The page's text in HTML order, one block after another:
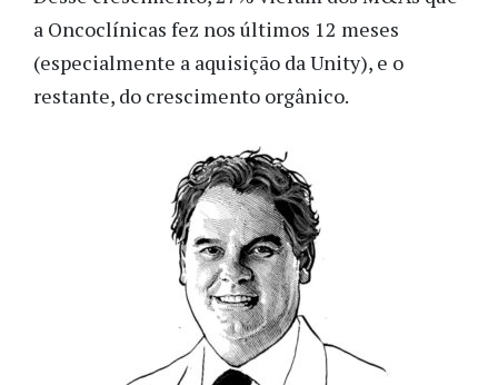
a Oncoclínicas fez nos últimos 12 meses
(especialmente a aquisição da Unity), e o
restante, do crescimento orgânico.